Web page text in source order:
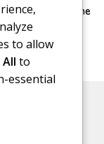
Pajak Reklame
to allow
to
essential